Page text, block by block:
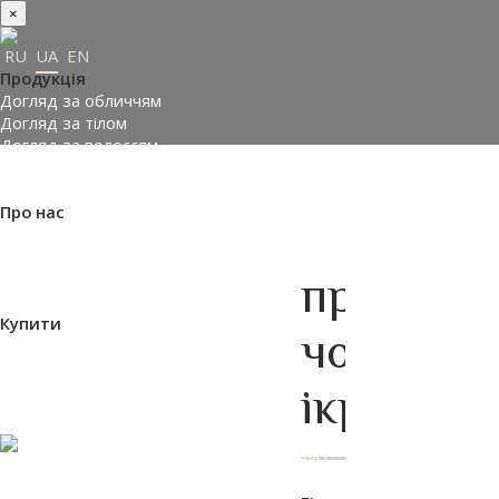
×
RU UA EN
Продукція
Догляд за обличчям
Догляд за тілом
Догляд за волоссям
Про нас
Купити
ВХІД НА САЙТ
протеїни
чорної
ікри